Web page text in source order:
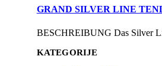
GRAND SILVER LINE
BESCHREIBUNG Das Silver
KATEGORIJE